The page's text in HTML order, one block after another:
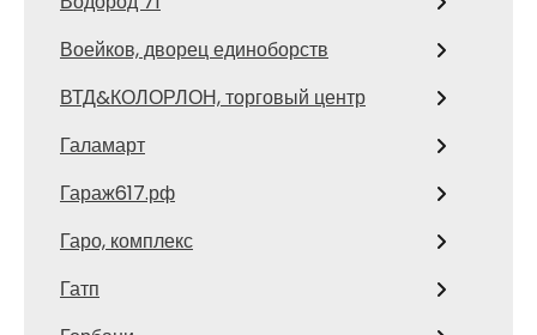
Воейков, дворец единоборств
ВТД&КОЛОРЛОН, торговый центр
Галамарт
Гараж617.рф
Гаро, комплекс
Гатп